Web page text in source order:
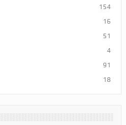
154
16
51
4
91
18